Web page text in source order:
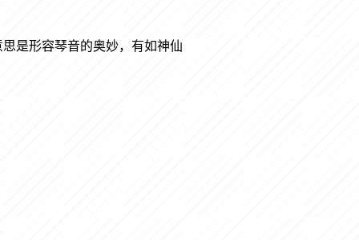
是形容琴音的奥妙，有如神仙